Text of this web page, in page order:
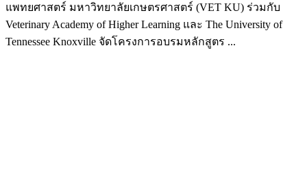
แพทยศาสตร์ มหาวิทยาลัยเกษตรศาสตร์ (VET KU) ร่วมกับ
Veterinary Academy of Higher Learning และ The University of
Tennessee Knoxville จัดโครงการอบรมหลักสูตร ...